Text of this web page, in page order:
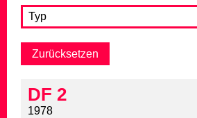
Typ
DF 2
1978